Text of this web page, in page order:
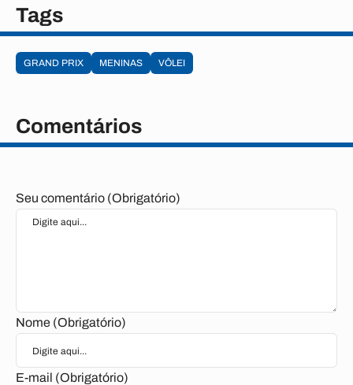
Tags
GRAND PRIX MENINAS VÔLEI
Comentários
Seu comentário (Obrigatório)
Nome (Obrigatório)
E-mail (Obrigatório)